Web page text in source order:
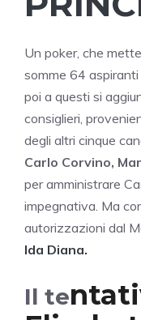
Un poker, che
somme 64 aspiranti
poi a questi si
consiglieri,
degli altri cinque
Carlo Corvino,
per amministrare
impegnativa. Ma
autorizzazioni dal
Ida Diana.
Il te